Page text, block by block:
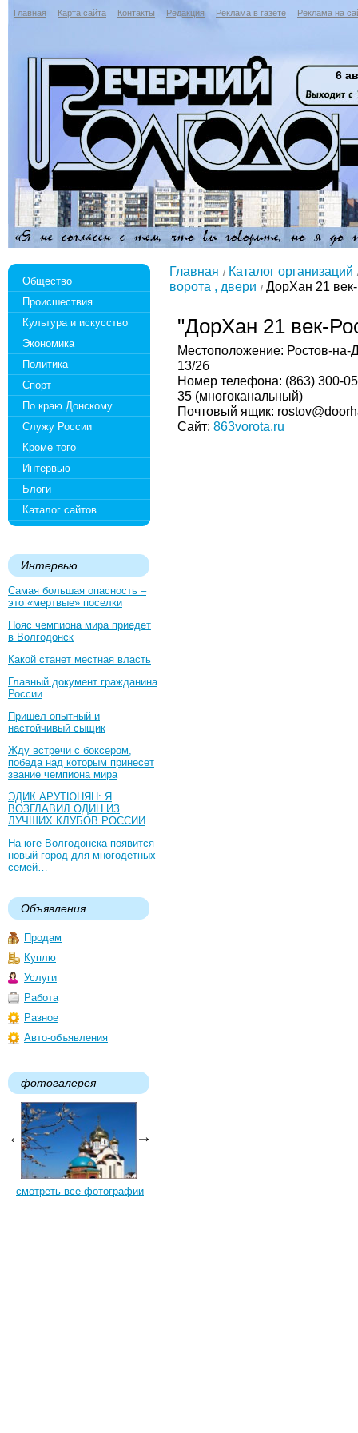
Главная Карта сайта Контакты Редакция Реклама в газете Реклама на
6
Общество
Происшествия
Культура и искусство
Экономика
Политика
Спорт
По краю Донскому
Служу России
Кроме того
Интервью
Блоги
Каталог сайтов
Интервью
Самая большая опасность –
это «мертвые» поселки
Пояс чемпиона мира приедет
в Волгодонск
Какой станет местная власть
Главный документ гражданина
России
Пришел опытный и
настойчивый сыщик
Жду встречи с боксером,
победа над которым принесет
звание чемпиона мира
ЭДИК АРУТЮНЯН: Я
ВОЗГЛАВИЛ ОДИН ИЗ
ЛУЧШИХ КЛУБОВ РОССИИ
На юге Волгодонска появится
новый город для многодетных
семей…
Объявления
Продам
Куплю
Услуги
Работа
Разное
Авто-объявления
фотогалерея
смотреть все фотографии
Главная
Каталог организаций
ворота , двери
ДорХан 21
"ДорХан 21 век-
Местоположение: Ростов-на-
13/2б
Номер телефона: (863) 300-
35 (многоканальный)
Почтовый ящик:
Сайт: 863vorota.ru